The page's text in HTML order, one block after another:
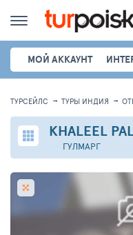
МОЙ АККАУНТ
ТУРСЕЙЛС ТУРЫ ИНДИЯ
KHALEEL
ГУЛМАРГ